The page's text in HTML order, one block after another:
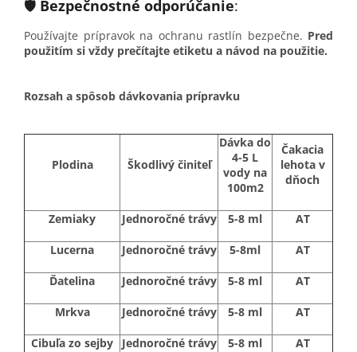
🛡️ Bezpečnostné odporúčanie:
Používajte prípravok na ochranu rastlín bezpečne. Pred
použitím si vždy prečítajte etiketu a návod na použitie.
Rozsah a spôsob dávkovania prípravku
Plodina Škodlivý činiteľ
Dávka do
4-5 L
vody na
100m2
Čakacia
lehota v
dňoch
Zemiaky Jednoročné trávy 5-8 ml AT
Lucerna Jednoročné trávy 5-8ml AT
Ďatelina Jednoročné trávy 5-8 ml AT
Mrkva Jednoročné trávy 5-8 ml AT
Cibuľa zo sejby Jednoročné trávy 5-8 ml AT